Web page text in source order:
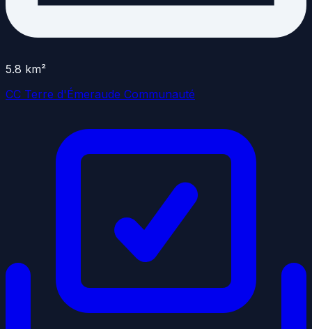
5.8 km²
CC Terre d'Émeraude Communauté